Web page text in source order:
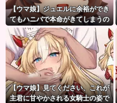
【ウマ娘】ジュエルに余裕ができ
てもハニバで本命がきてしまうの
だ。
【ウマ娘】見てください、これが
主君に甘やかされる女騎士の姿で